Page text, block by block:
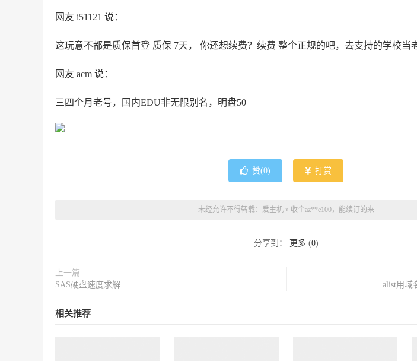
网友 i51121 说：
这玩意不都是质保首登 质保 7天， 你还想续费？续费 整个正规的吧，去支持的学校当
网友 acm 说：
三四个月老号，国内EDU非无限别名，明盘50
赞(0) 打赏
未经允许不得转载： 爱主机» 收个az**e100，能续订的来
分享到： 更多 (0)
上一篇
SAS硬盘速度求解
alist用域
相关推荐